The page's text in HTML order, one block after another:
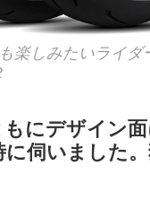
楽しみたいライダ
にデザイン面
伺いました。